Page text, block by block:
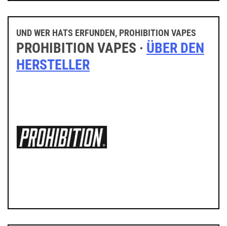
UND WER HATS ERFUNDEN, PROHIBITION VAPES
PROHIBITION VAPES · ÜBER DEN
HERSTELLER